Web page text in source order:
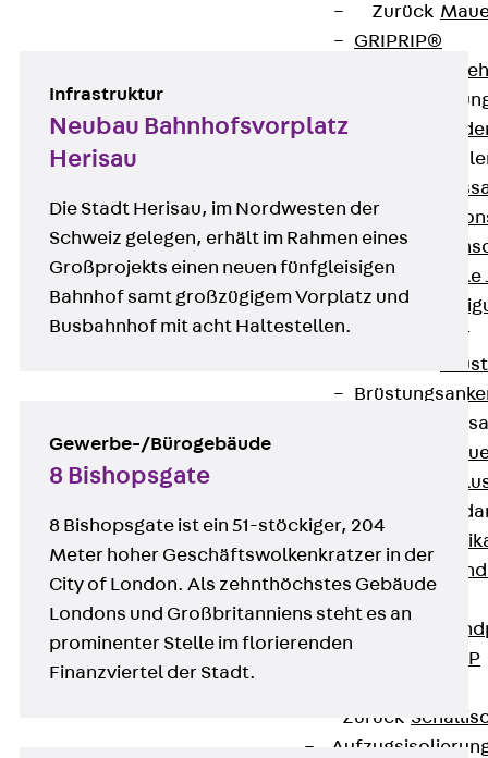
Zurück
GRIPRIP®
Zurück
Winkelkonsole
Brüstungsanker
Attika-
Windpost JWP
Zurück
Weitere Referenzen:
Infrastruktur
Neubau Bahnhofsvorplatz
Herisau
Die Stadt Herisau, im Nordwesten der
Schweiz gelegen, erhält im Rahmen eines
Großprojekts einen neuen fünfgleisigen
Bahnhof samt großzügigem Vorplatz und
Busbahnhof mit acht Haltestellen.
Gewerbe-/Bürogebäude
8 Bishopsgate
8 Bishopsgate ist ein 51-stöckiger, 204
Meter hoher Geschäftswolkenkratzer in der
City of London. Als zehnthöchstes Gebäude
Londons und Großbritanniens steht es an
prominenter Stelle im florierenden
Finanzviertel der Stadt.